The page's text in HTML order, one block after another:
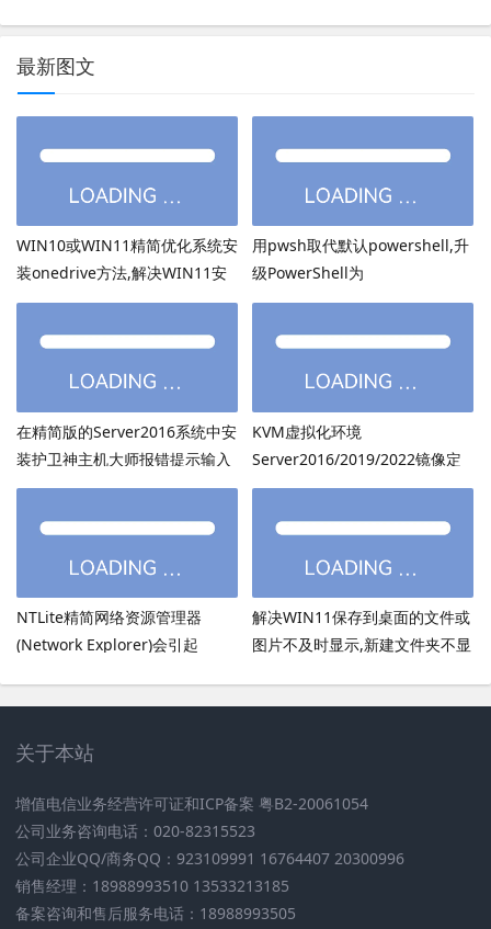
最新图文
WIN10或WIN11精简优化系统安
装onedrive方法,解决WIN11安
装onedrive后无法打开
用pwsh取代默认powershell,升
级PowerShell为
PowerShell7.6.3等高版本
在精简版的Server2016系统中安
装护卫神主机大师报错提示输入
的密码超过了14个字符
KVM虚拟化环境
Server2016/2019/2022镜像定
制：用DISM离线注入virtio驱动
NTLite精简网络资源管理器
(Network Explorer)会引起
解决WIN11保存到桌面的文件或
图片不及时显示,新建文件夹不显
关于本站
增值电信业务经营许可证和ICP备案 粤B2-20061054
公司业务咨询电话：020-82315523
公司企业QQ/商务QQ：923109991 16764407 20300996
销售经理：18988993510 13533213185
备案咨询和售后服务电话：18988993505